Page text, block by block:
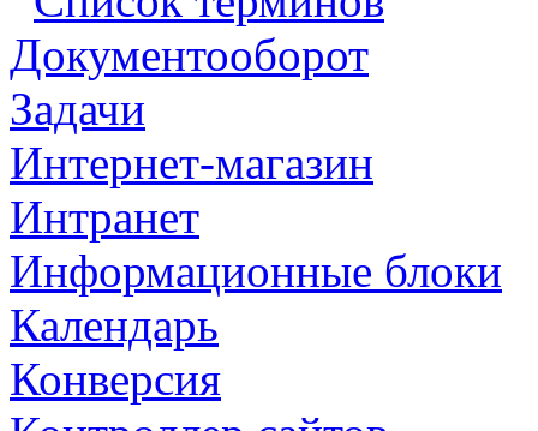
Документооборот
Задачи
Интернет-магазин
Интранет
Информационные блоки
Календарь
Конверсия